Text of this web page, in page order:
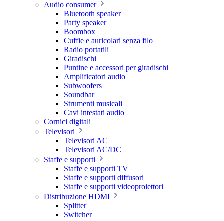
Audio consumer
Bluetooth speaker
Party speaker
Boombox
Cuffie e auricolari senza filo
Radio portatili
Giradischi
Puntine e accessori per giradischi
Amplificatori audio
Subwoofers
Soundbar
Strumenti musicali
Cavi intestati audio
Cornici digitali
Televisori
Televisori AC
Televisori AC/DC
Staffe e supporti
Staffe e supporti TV
Staffe e supporti diffusori
Staffe e supporti videoproiettori
Distribuzione HDMI
Splitter
Switcher